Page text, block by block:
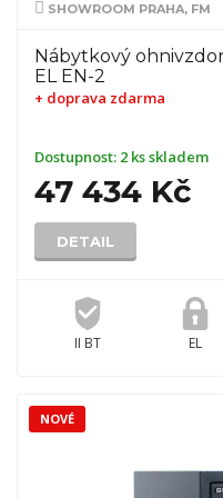
SHOWROOM PRAHA, FM
Nábytkový
EL EN-2
+ doprava zdarma
Dostupnost: 2 ks skladem
47 434 Kč
DETAIL
II BT EL
NOVÉ